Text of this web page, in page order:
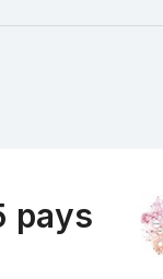
pays